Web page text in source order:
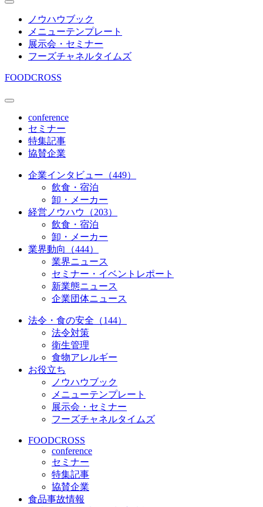
ノウハウブック
メニューテンプレート
展示会・セミナー
フーズチャネルタイムズ
FOODCROSS
conference
セミナー
特集記事
協賛企業
企業インタビュー（449）
飲食・宿泊
卸・メーカー
経営ノウハウ（203）
飲食・宿泊
卸・メーカー
業界動向（444）
業界ニュース
セミナー・イベントレポート
新業態ニュース
企業団体ニュース
法令・食の安全（144）
法令対策
衛生管理
食物アレルギー
お役立ち
ノウハウブック
メニューテンプレート
展示会・セミナー
フーズチャネルタイムズ
FOODCROSS
conference
セミナー
特集記事
協賛企業
食品事故情報